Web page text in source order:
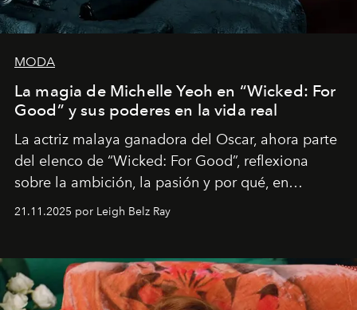
MODA
La magia de Michelle Yeoh en “Wicked: For
Good” y sus poderes en la vida real
La actriz malaya ganadora del Oscar, ahora parte
del elenco de “Wicked: For Good”, reflexiona
sobre la ambición, la pasión y por qué, en
ocasiones, la introspección puede esperar. “Es
importa si no lo entienden’”, confiesa.
21.11.2025 por Leigh Belz Ray